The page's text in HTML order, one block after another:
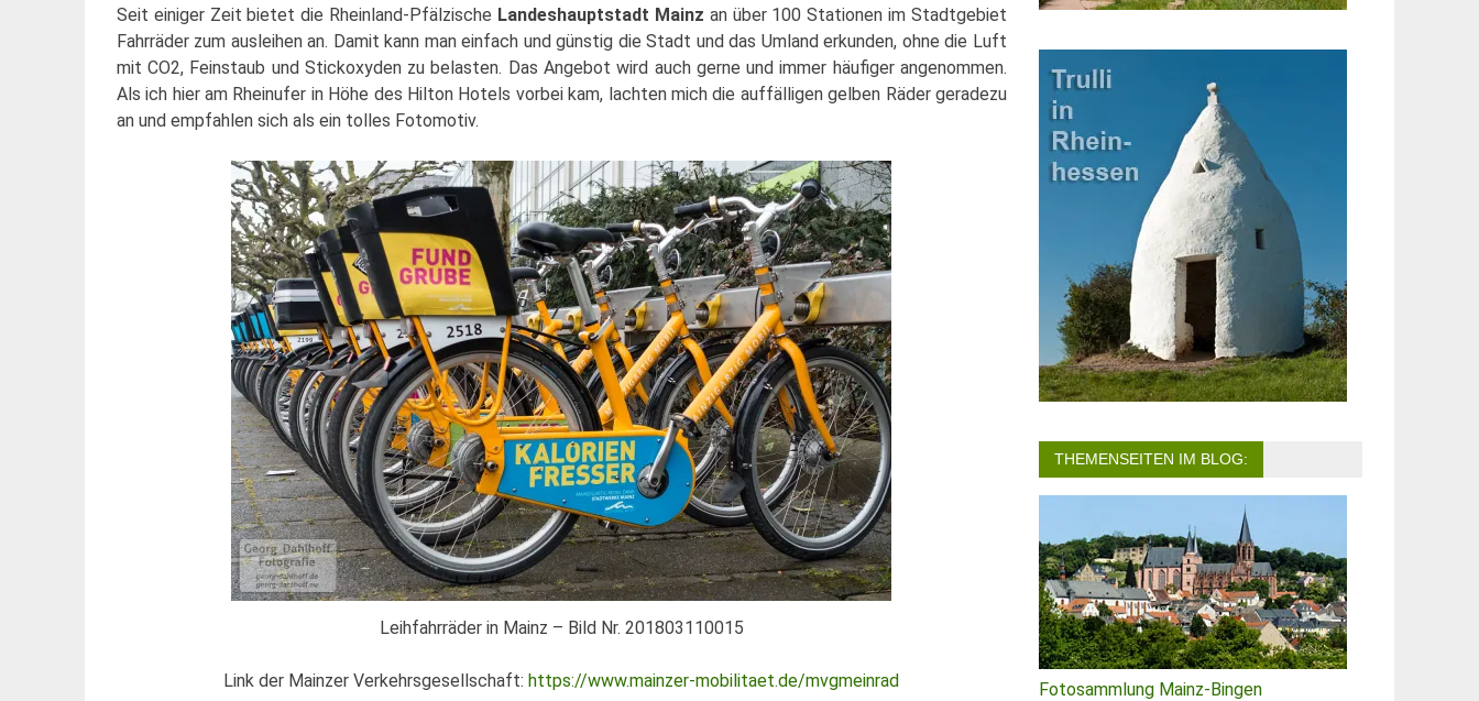
Seit einiger Zeit bietet die Rheinland-Pfälzische Landeshauptstadt Mainz an über 100 Stationen im Stadtgebiet
Fahrräder zum ausleihen an. Damit kann man einfach und günstig die Stadt und das Umland erkunden, ohne die Luft
mit CO2, Feinstaub und Stickoxyden zu belasten. Das Angebot wird auch gerne und immer häufiger angenommen.
Als ich hier am Rheinufer in Höhe des Hilton Hotels vorbei kam, lachten mich die auffälligen gelben Räder geradezu
an und empfahlen sich als ein tolles Fotomotiv.
Leihfahrräder in Mainz – Bild Nr. 201803110015
Link der Mainzer Verkehrsgesellschaft:https://www.mainzer-mobilitaet.de/mvgmeinrad
THEMENSEITEN IM BLOG:
Fotosammlung Mainz-Bingen